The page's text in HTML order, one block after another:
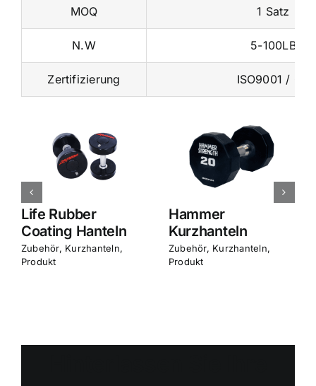
MOQ 1 Satz
N.W 5-100LB
Zertifizierung ISO9001 / CE
Life Rubber
Coating Hanteln
Zubehör, Kurzhanteln,
Produkt
Hammer
Kurzhanteln
Zubehör, Kurzhanteln,
Produkt